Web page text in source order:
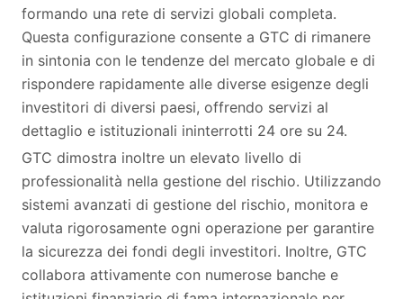
formando una rete di servizi globali completa.
Questa configurazione consente a GTC di rimanere
in sintonia con le tendenze del mercato globale e di
rispondere rapidamente alle diverse esigenze degli
investitori di diversi paesi, offrendo servizi al
dettaglio e istituzionali ininterrotti 24 ore su 24.
GTC dimostra inoltre un elevato livello di
professionalità nella gestione del rischio. Utilizzando
sistemi avanzati di gestione del rischio, monitora e
valuta rigorosamente ogni operazione per garantire
la sicurezza dei fondi degli investitori. Inoltre, GTC
collabora attivamente con numerose banche e